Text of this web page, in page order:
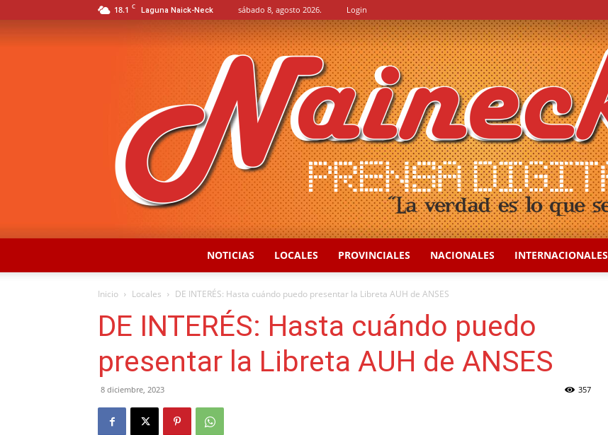
18.1 C Laguna Naick-Neck sábado 8, agosto 2026. Login
NAINECK
NOTICIAS LOCALES PROVINCIALES NACIONALES INTERNACIONALES
Inicio Locales DE INTERÉS: Hasta cuándo puedo presentar la Libreta AUH de ANSES
DE INTERÉS: Hasta cuándo puedo
presentar la Libreta AUH de ANSES
8 diciembre, 2023 357